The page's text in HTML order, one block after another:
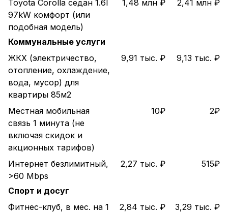
Toyota Corolla седан 1.6l
97kW комфорт (или
подобная модель)
1,48 млн ₽ 2,41 млн ₽
Коммунальные услуги
ЖКХ (электричество,
отопление, охлаждение,
вода, мусор) для
квартиры 85м2
9,91 тыс. ₽ 9,13 тыс. ₽
Местная мобильная
связь 1 минута (не
включая скидок и
акционных тарифов)
10₽ 2₽
Интернет безлимитный,
>60 Mbps
2,27 тыс. ₽ 515₽
Спорт и досуг
Фитнес-клуб, в мес. на 1
2,84 тыс. ₽ 3,29 тыс. ₽